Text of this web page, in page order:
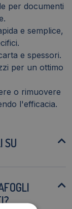
per documenti
e semplice,
e spessori.
per un ottimo
o rimuovere
l'efficacia.
SU